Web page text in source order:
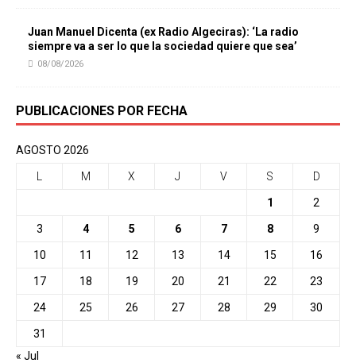
Juan Manuel Dicenta (ex Radio Algeciras): ‘La radio
siempre va a ser lo que la sociedad quiere que sea’
08/08/2026
PUBLICACIONES POR FECHA
AGOSTO 2026
M X J V S D
1 2
3 4 5 6 7 8 9
10 11 12 13 14 15 16
17 18 19 20 21 22 23
24 25 26 27 28 29 30
31
« Jul